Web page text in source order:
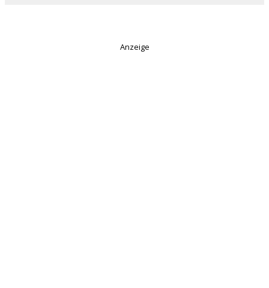
Anzeige